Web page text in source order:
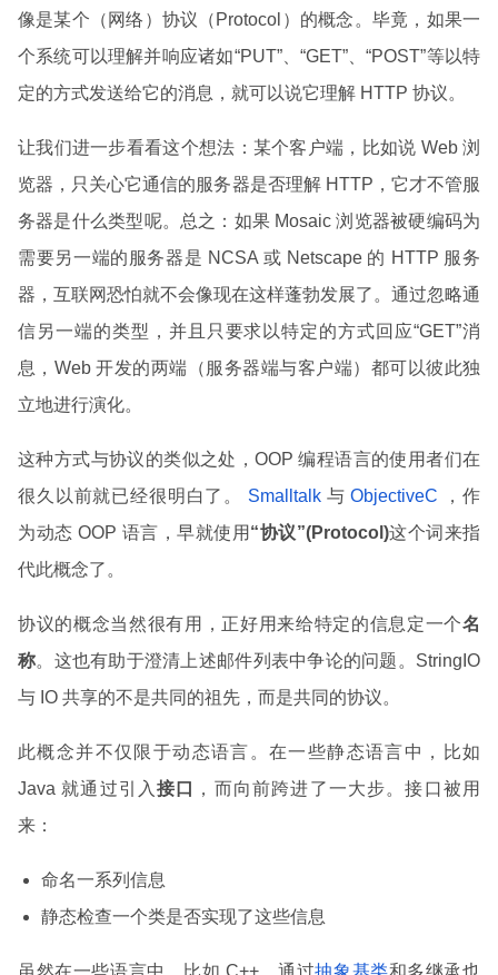
像是某个（网络）协议（Protocol）的概念。毕竟，如果一
个系统可以理解并响应诸如“PUT”、“GET”、“POST”等以特
定的方式发送给它的消息，就可以说它理解 HTTP 协议。
让我们进一步看看这个想法：某个客户端，比如说 Web 浏
览器，只关心它通信的服务器是否理解 HTTP，它才不管服
务器是什么类型呢。总之：如果 Mosaic 浏览器被硬编码为
需要另一端的服务器是 NCSA 或 Netscape 的 HTTP 服务
器，互联网恐怕就不会像现在这样蓬勃发展了。通过忽略通
信另一端的类型，并且只要求以特定的方式回应“GET”消
息，Web 开发的两端（服务器端与客户端）都可以彼此独
立地进行演化。
这种方式与协议的类似之处，OOP 编程语言的使用者们在
很久以前就已经很明白了。
Smalltalk 与 ObjectiveC
，作
为动态 OOP 语言，早就使用 “协议”(Protocol)这个词来指
代此概念了。
协议的概念当然很有用，正好用来给特定的信息定一个名
称。这也有助于澄清上述邮件列表中争论的问题。StringIO
与 IO 共享的不是共同的祖先，而是共同的协议。
此概念并不仅限于动态语言。在一些静态语言中，比如
Java 就通过引入接口
，而向前跨进了一大步。接口被用
来：
命名一系列信息
静态检查一个类是否实现了这些信息
虽然在一些语言中，比如 C++，通过抽象基类和多继承也